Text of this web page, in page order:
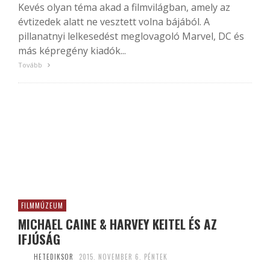
Kevés olyan téma akad a filmvilágban, amely az
évtizedek alatt ne vesztett volna bájából. A
pillanatnyi lelkesedést meglovagoló Marvel, DC és
más képregény kiadók...
Tovább
FILMMÚZEUM
MICHAEL CAINE & HARVEY KEITEL ÉS AZ
IFJÚSÁG
HETEDIKSOR 2015. NOVEMBER 6. PÉNTEK